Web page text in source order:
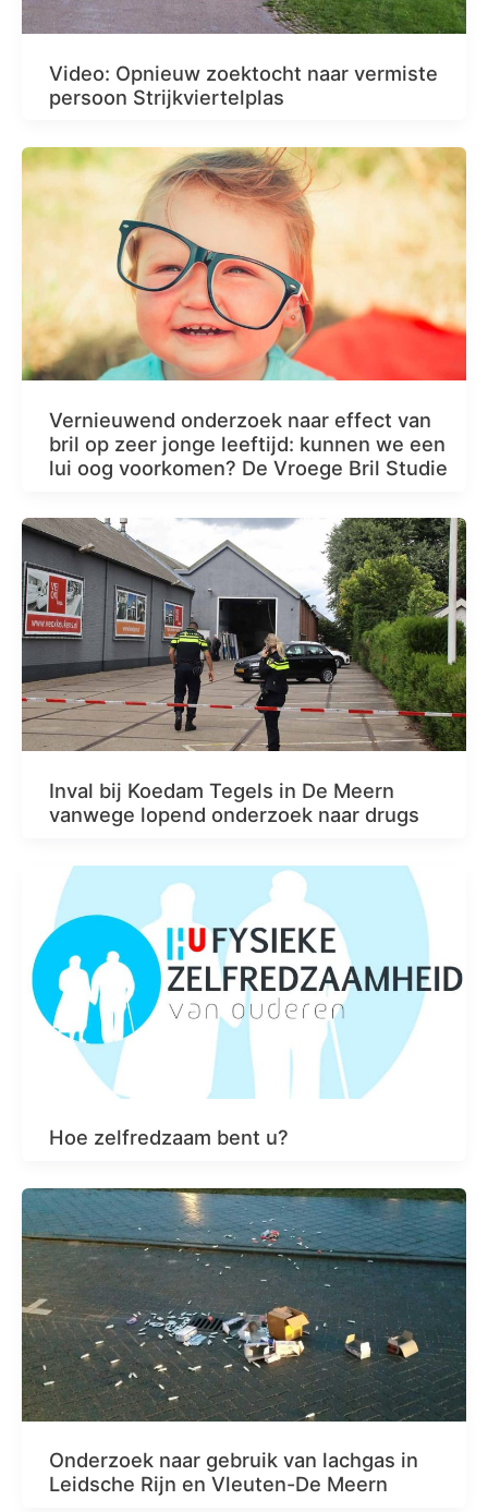
Video: Opnieuw zoektocht naar vermiste
persoon Strijkviertelplas
Vernieuwend onderzoek naar effect van
bril op zeer jonge leeftijd: kunnen we een
lui oog voorkomen? De Vroege Bril Studie
Inval bij Koedam Tegels in De Meern
vanwege lopend onderzoek naar drugs
Hoe zelfredzaam bent u?
Onderzoek naar gebruik van lachgas in
Leidsche Rijn en Vleuten-De Meern